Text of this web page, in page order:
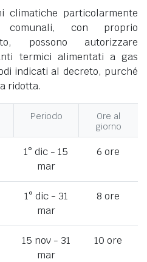
climatiche particolarmente
con proprio
possono autorizzare
termici alimentati a gas
indicati al decreto, purché
ridotta.
Periodo
Ore al
giorno
1° dic - 15
mar
6 ore
1° dic - 31
mar
8 ore
15 nov - 31
mar
10 ore